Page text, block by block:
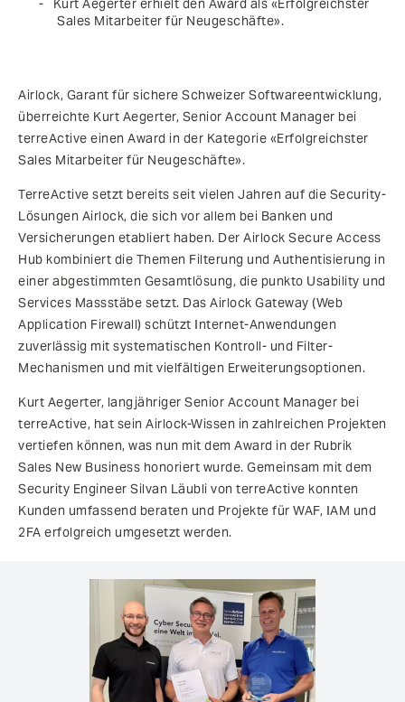
Kurt Aegerter erhielt den Award als «Erfolgreichster
Sales Mitarbeiter für Neugeschäfte».
Airlock, Garant für sichere Schweizer Softwareentwicklung,
überreichte Kurt Aegerter, Senior Account Manager bei
terreActive einen Award in der Kategorie «Erfolgreichster
Sales Mitarbeiter für Neugeschäfte».
TerreActive setzt bereits seit vielen Jahren auf die Security-
Lösungen Airlock, die sich vor allem bei Banken und
Versicherungen etabliert haben. Der Airlock Secure Access
Hub kombiniert die Themen Filterung und Authentisierung in
einer abgestimmten Gesamtlösung, die punkto Usability und
Services Massstäbe setzt. Das Airlock Gateway (Web
Application Firewall) schützt Internet-Anwendungen
zuverlässig mit systematischen Kontroll- und Filter-
Mechanismen und mit vielfältigen Erweiterungsoptionen.
Kurt Aegerter, langjähriger Senior Account Manager bei
terreActive, hat sein Airlock-Wissen in zahlreichen Projekten
vertiefen können, was nun mit dem Award in der Rubrik
Sales New Business honoriert wurde. Gemeinsam mit dem
Security Engineer Silvan Läubli von terreActive konnten
Kunden umfassend beraten und Projekte für WAF, IAM und
2FA erfolgreich umgesetzt werden.